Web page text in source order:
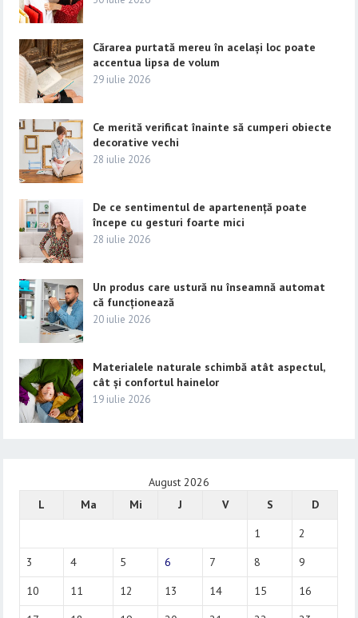
Cărarea purtată mereu în același loc poate
accentua lipsa de volum
29 iulie 2026
Ce merită verificat înainte să cumperi obiecte
decorative vechi
28 iulie 2026
De ce sentimentul de apartenență poate
începe cu gesturi foarte mici
28 iulie 2026
Un produs care ustură nu înseamnă automat
că funcționează
20 iulie 2026
Materialele naturale schimbă atât aspectul,
cât și confortul hainelor
19 iulie 2026
August 2026
L
Ma Mi J V S
D
1
2
3
4 5 6 7 8
9
10
11 12 13 14 15
16